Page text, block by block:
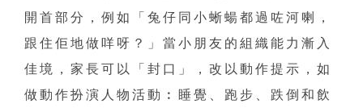
開首部分，例如「兔仔同小蜥蝪都過咗河喇，
跟住佢地做咩呀？」當小朋友的組織能力漸入
佳境，家長可以「封口」，改以動作提示，如
做動作扮演人物活動︰睡覺、跑步、跌倒和飲